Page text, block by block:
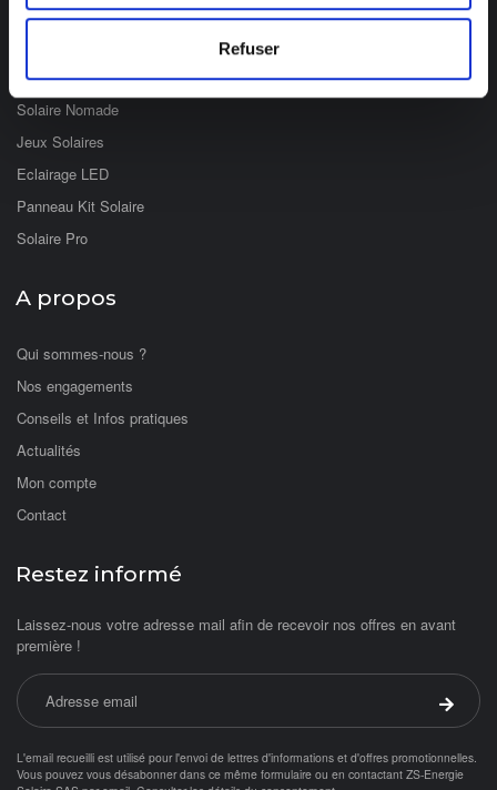
Refuser
Eclairage Solaire
Fontaines & Jardin Solaire
Solaire Nomade
Jeux Solaires
Eclairage LED
Panneau Kit Solaire
Solaire Pro
A propos
Qui sommes-nous ?
Nos engagements
Conseils et Infos pratiques
Actualités
Mon compte
Contact
Restez informé
Laissez-nous votre adresse mail afin de recevoir nos offres en avant
première !
Adresse email
Valider
L'email recueilli est utilisé pour l'envoi de lettres d'informations et d'offres promotionnelles.
Vous pouvez vous désabonner dans ce même formulaire ou en contactant ZS-Energie